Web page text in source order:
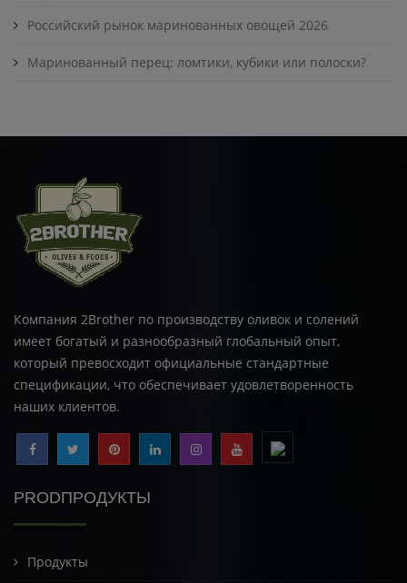
Российский рынок маринованных овощей 2026
Маринованный перец: ломтики, кубики или полоски?
Компания 2Brother по производству оливок и солений
имеет богатый и разнообразный глобальный опыт,
который превосходит официальные стандартные
спецификации, что обеспечивает удовлетворенность
наших клиентов.
PRODПРОДУКТЫ
Продукты